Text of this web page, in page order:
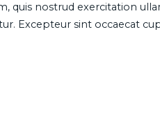
quis nostrud exercitation
Excepteur sint occaecat